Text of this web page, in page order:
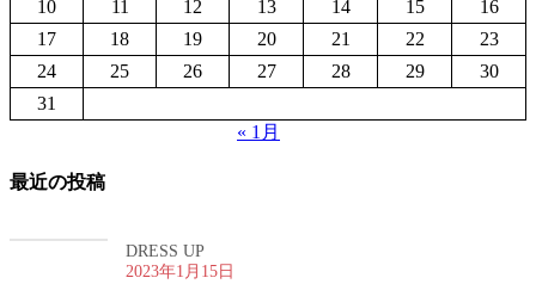
10
11 12 13 14 15
16
17
18 19 20 21 22
23
24
25 26 27 28 29
30
31
« 1月
最近の投稿
DRESS UP
2023年1月15日